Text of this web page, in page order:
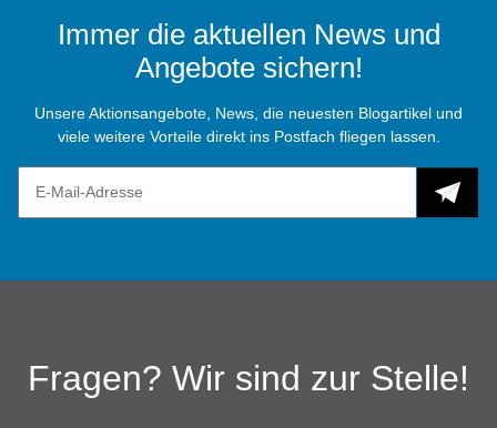
Immer die aktuellen News und
Angebote sichern!
Unsere Aktionsangebote, News, die neuesten Blogartikel und
viele weitere Vorteile direkt ins Postfach fliegen lassen.
Fragen? Wir sind zur Stelle!